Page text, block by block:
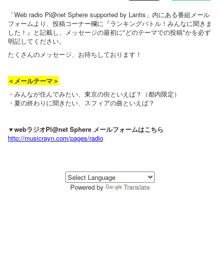
「Web radio Pl@net Sphere supported by Lantis」内にある番組メール
フォームより、投稿コーナー欄に『ランキングバトル！みんなに聞きま
した！』と記載し、メッセージの最初に"どのテーマでの投稿"かを必ず
明記してください。
たくさんのメッセージ、お待ちしております！
＜メールテーマ＞
・みんなが住んでみたい、東京の街といえば？（都内限定）
・夏の終わりに聞きたい、スフィアの曲といえば？
▼webラジオPl@net Sphere メールフォームはこちら
http://musicrayn.com/pages/radio
Powered by Translate